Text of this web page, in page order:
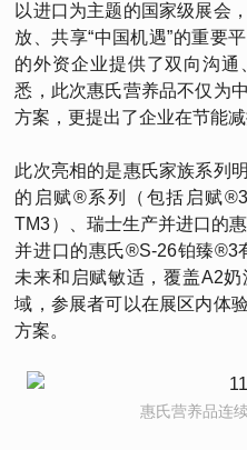
以进口为主题的国家级展会
放、共享“中国机遇”的重要
的外资企业提供了双向沟
悉，此次惠氏营养品不仅为
方案，更提出了企业在节能
此次亮相的是惠氏家族系列
的启赋®系列（包括启赋
TM3）、瑞士生产并进口的
并进口的惠氏®S-26铂臻®3
未来和启赋敏适，覆盖A2
域，参展者可以在展区内体
方案。
惠氏营养品连